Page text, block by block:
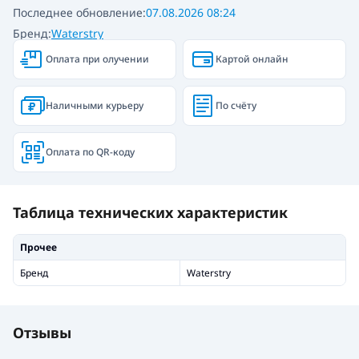
Бренд:Waterstry
Последнее обновление:07.08.2026 08:24
Оплата при олучении Картой онлайн
Наличными курьеру По счёту
Оплата по QR-коду
Таблица технических характеристик
Прочее
Бренд
Waterstry
Отзывы